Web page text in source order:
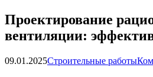
Проектирование
вентиляции:
09.01.2025Строительные работы